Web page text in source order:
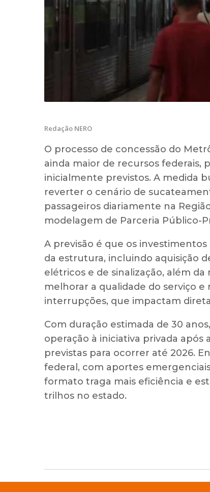
Redação NERO
O processo de concessão do
ainda maior de recursos federais,
inicialmente previstos. A medida
reverter o cenário de
passageiros diariamente na
modelagem de Parceria Público-
A previsão é que os
da estrutura, incluindo aquisição
elétricos e de sinalização, além
melhorar a qualidade do serviço
interrupções, que impactam
Com duração estimada de 30
operação à iniciativa privada após
previstas para ocorrer até 2026.
federal, com aportes
formato traga mais eficiência e
trilhos no estado.